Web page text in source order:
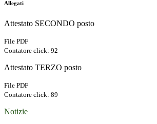
Allegati
Attestato SECONDO posto
File PDF
Contatore click: 92
Attestato TERZO posto
File PDF
Contatore click: 89
Notizie